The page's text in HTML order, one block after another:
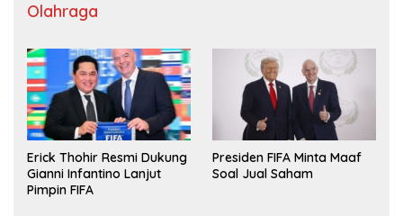
Olahraga
Erick Thohir Resmi Dukung
Gianni Infantino Lanjut
Pimpin FIFA
Presiden FIFA Minta Maaf
Soal Jual Saham